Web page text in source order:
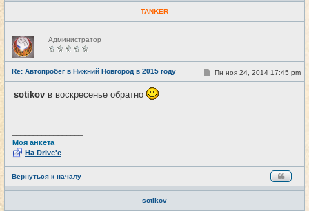
TANKER
Н
е
в
с
е
т
и
Администратор
Re: Автопробег в Нижний Новгород в 2015 году #16
С
о
Пн ноя 24, 2014 17:45 pm
sotikov в воскресенье обратно
Моя анкета
На Drive'e
Вернуться к началу
sotikov